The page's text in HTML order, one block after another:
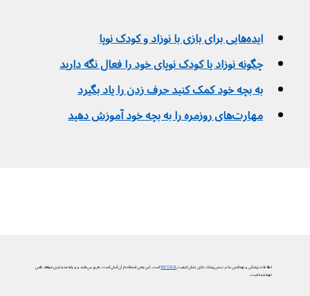
ایده‌هایی برای بازی با نوزاد و کودک نوپا
چگونه نوزاد یا کودک نوپای خود را فعال نگه دارید
به بچه خود کمک کنید حرف زدن را یاد بگیرد
مهارت‌های روزمره را به بچه خود آموزش دهید
اطلاعات پزشکی و بهداشتی ما در دیجی‌پزشک دارای نشان کیفیتPIF TICKاست. این یعنی استفاده از آن آسان است، به‌روز می‌باشد و بر پایه جدیدترین شواهد علمی
تهیه شده است.